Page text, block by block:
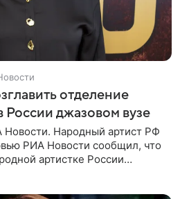
отделение
России джазовом вузе
Народный артист РФ
РИА Новости сообщил, что
артистке России